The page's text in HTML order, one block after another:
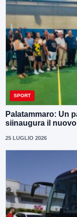
SPORT
Palatammaro: Un
siinaugura il
25 LUGLIO 2026